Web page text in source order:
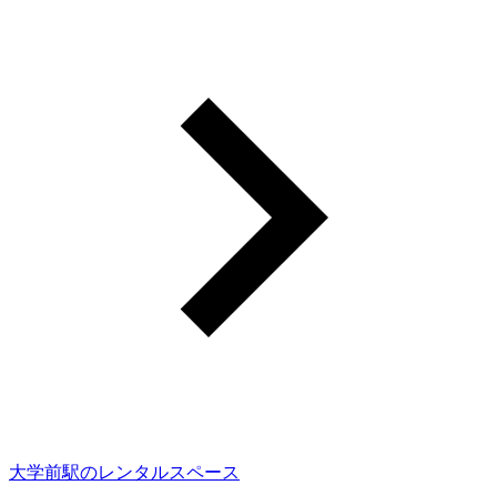
大学前駅のレンタルスペース